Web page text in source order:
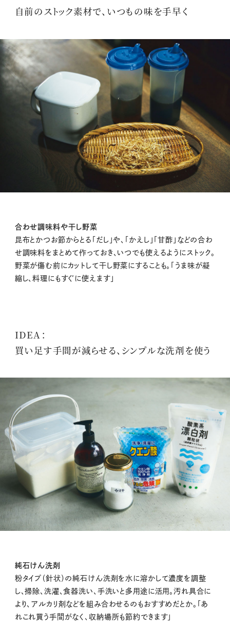
自前のストック素材で、いつもの味を手早く
合わせ調味料や干し野菜
昆布とかつお節からとる「だし」や、「かえし」「甘酢」などの合わ
せ調味料をまとめて作っておき、いつでも使えるようにストック。
野菜が傷む前にカットして干し野菜にすることも。「うま味が凝
縮し、料理にもすぐに使えます」
IDEA：
買い足す手間が減らせる、シンプルな洗剤を使う
純石けん洗剤
粉タイプ（針状）の純石けん洗剤を水に溶かして濃度を調整
し、掃除、洗濯、食器洗い、手洗いと多用途に活用。汚れ具合に
より、アルカリ剤などを組み合わせるのもおすすめだとか。「あ
れこれ買う手間がなく、収納場所も節約できます」